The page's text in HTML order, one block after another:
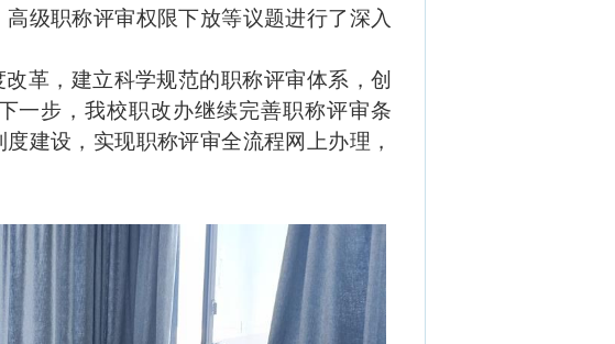
级职称评审权限下放等议题进行了深入
革，建立科学规范的职称评审体系，创
一步，我校职改办继续完善职称评审条
建设，实现职称评审全流程网上办理，